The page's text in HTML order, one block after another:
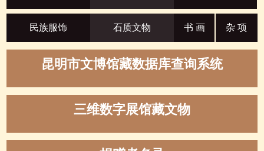
民族服饰 石质文物 书 画 杂 项
昆明市文博馆藏数据库查询系统
三维数字展馆藏文物